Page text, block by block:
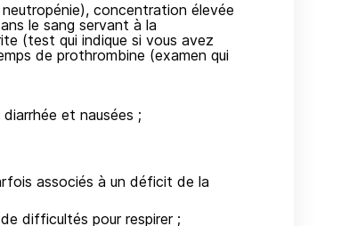
concentration élevée
le sang servant à la
(test qui indique si vous avez
de prothrombine (examen qui
et nausées ;
associés à un déficit de la
difficultés pour respirer ;